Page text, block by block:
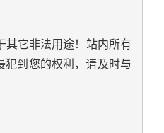
其它非法用途！站内所有
犯到您的权利，请及时与